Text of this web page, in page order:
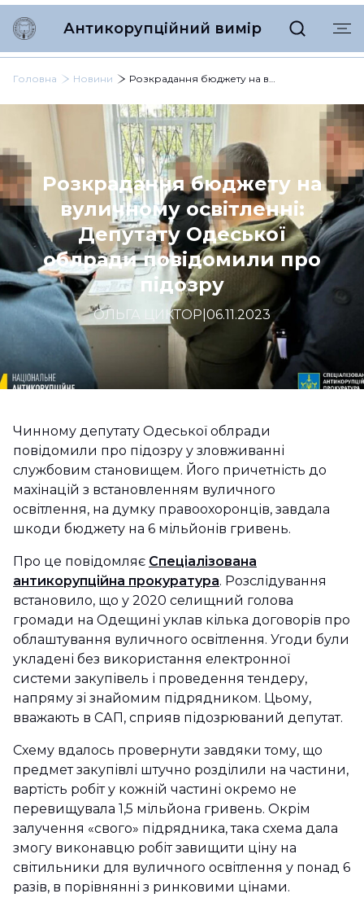
Антикорупційний вимір
Головна Новини Розкрадання бюджету на вуличному освітленні: Депутату Одеської облради повідомили про підозру
Розкрадання бюджету на
вуличному освітленні:
Депутату Одеської
облради повідомили про
підозру
ОЛЬГА ЦИКТОР 06.11.2023
Чинному депутату Одеської облради
повідомили про підозру у зловживанні
службовим становищем. Його причетність до
махінацій з встановленням вуличного
освітлення, на думку правоохоронців, завдала
шкоди бюджету на 6 мільйонів гривень.
Про це повідомляє Спеціалізована
антикорупційна прокуратура. Розслідування
встановило, що у 2020 селищний голова
громади на Одещині уклав кілька договорів про
облаштування вуличного освітлення. Угоди були
укладені без використання електронної
системи закупівель і проведення тендеру,
напряму зі знайомим підрядником. Цьому,
вважають в САП, сприяв підозрюваний депутат.
Схему вдалось провернути завдяки тому, що
предмет закупівлі штучно розділили на частини,
вартість робіт у кожній частині окремо не
перевищувала 1,5 мільйона гривень. Окрім
залучення «свого» підрядника, така схема дала
змогу виконавцю робіт завищити ціну на
світильники для вуличного освітлення у понад 6
разів, в порівнянні з ринковими цінами.